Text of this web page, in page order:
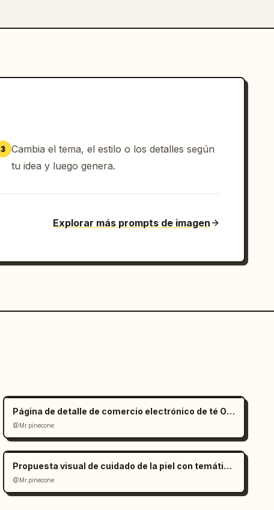
3 Cambia el tema, el estilo o los detalles según
tu idea y luego genera.
Explorar más prompts de imagen
Página de detalle de comercio electrónico de té Oolong estilo Zen
@Mr.pinecone
Propuesta visual de cuidado de la piel con temática de clima azul
@Mr.pinecone